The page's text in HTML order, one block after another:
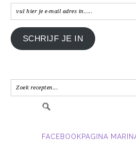
vul
hier
je
e-
in.....
SCHRIJF JE IN
FACEBOOKPAGINA